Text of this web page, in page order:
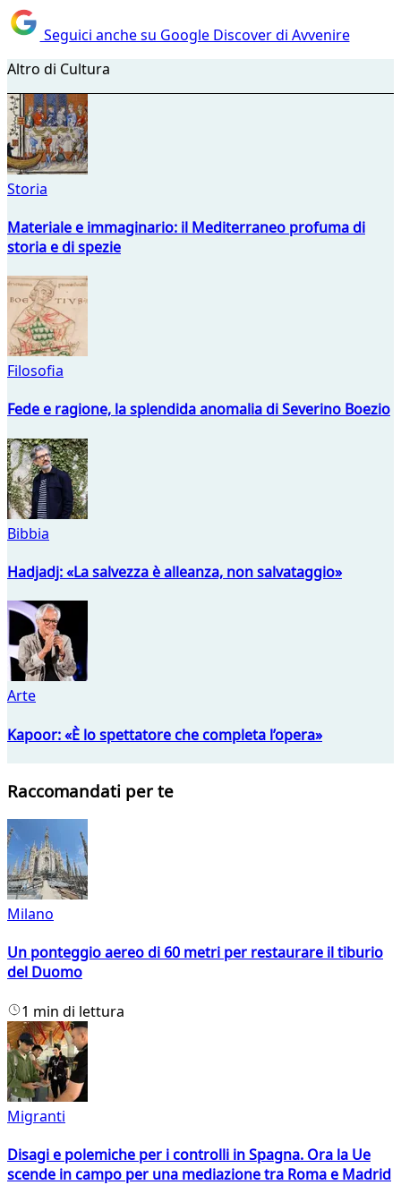
Seguici anche su Google Discover di Avvenire
Altro di Cultura
Storia
Materiale e immaginario: il Mediterraneo profuma di
storia e di spezie
Filosofia
Fede e ragione, la splendida anomalia di Severino Boezio
Bibbia
Hadjadj: «La salvezza è alleanza, non salvataggio»
Arte
Kapoor: «È lo spettatore che completa l’opera»
Raccomandati per te
Milano
Un ponteggio aereo di 60 metri per restaurare il tiburio
del Duomo
1 min di lettura
Migranti
Disagi e polemiche per i controlli in Spagna. Ora la Ue
scende in campo per una mediazione tra Roma e Madrid